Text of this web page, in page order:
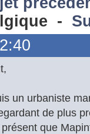
-
un urbaniste
de plus
que